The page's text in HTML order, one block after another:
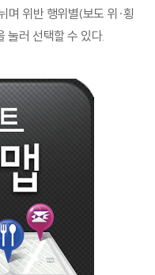
며 위반 행위별(보도 위·횡
눌러 선택할 수 있다.